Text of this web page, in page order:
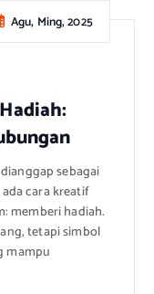
Agu, Ming, 2025
sebagai
cara kreatif
memberi hadiah.
tetapi simbol
mampu